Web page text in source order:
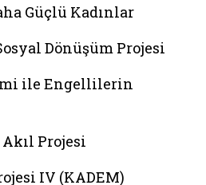
Güçlü Kadınlar
Dönüşüm Projesi
ile Engellilerin
Projesi
IV (KADEM)